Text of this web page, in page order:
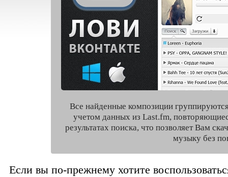
Все найденные композиции
учетом данных из Last.fm,
результатах поиска, что позволяет Вам
музыку без
Если вы по-прежнему хотите